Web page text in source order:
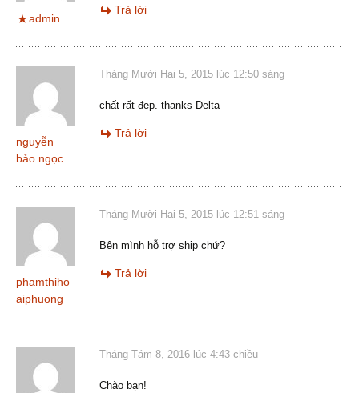
admin
Trả lời
nguyễn
bảo ngọc
Tháng Mười Hai 5, 2015 lúc 12:50 sáng
chất rất đẹp. thanks Delta
Trả lời
phamthiho
aiphuong
Tháng Mười Hai 5, 2015 lúc 12:51 sáng
Bên mình hỗ trợ ship chứ?
Trả lời
Tháng Tám 8, 2016 lúc 4:43 chiều
Chào bạn!